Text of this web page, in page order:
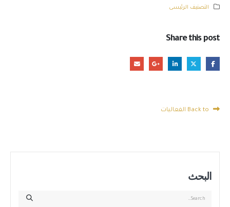
التصنيف الرئيسى
Share this post
البحث